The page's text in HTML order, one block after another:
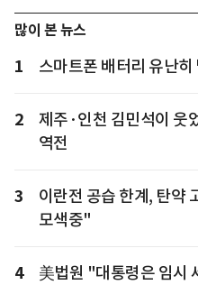
많이 본 뉴스
1 스마트폰 배터리 유난
2
제주·인천 김민석이 웃
역전
3
이란전 공습 한계, 탄
모색중"
4
美법원 "대통령은 임시